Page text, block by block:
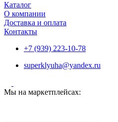
Каталог
О компании
Доставка и оплата
Контакты
+7 (939) 223-10-78
superklyuha@yandex.ru
Мы на маркетплейсах: